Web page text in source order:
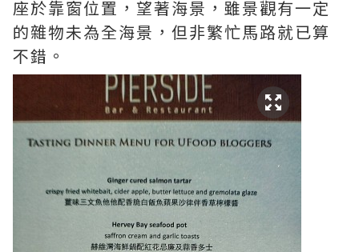
座於靠窗位置，望著海景，雖景觀有一定
的雜物未為全海景，但非繁忙馬路就已算
不錯。